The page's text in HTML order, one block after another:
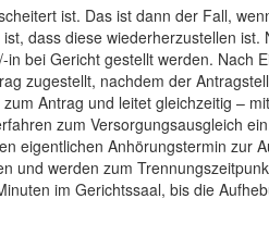
ist. Das ist dann der Fall,
dass diese wiederherzustellen
bei Gericht gestellt werden. Nach
zugestellt, nachdem der
Antrag und leitet gleichzeitig –
zum Versorgungsausgleich
eigentlichen Anhörungstermin zur
und werden zum
im Gerichtssaal, bis die